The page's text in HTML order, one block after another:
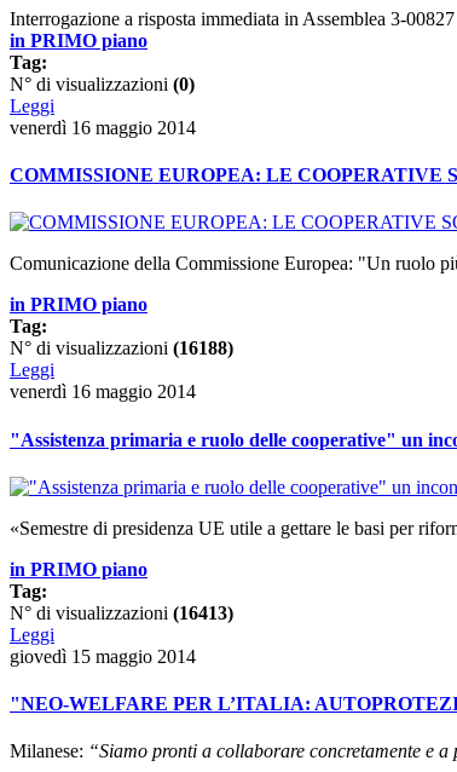
Interrogazione a risposta immediata in Assemblea 3-00827
in PRIMO piano
Tag:
N° di visualizzazioni (0)
Leggi
venerdì 16 maggio 2014
COMMISSIONE EUROPEA: LE COOPERATIVE
Comunicazione della Commissione Europea: "Un ruolo
in PRIMO piano
Tag:
N° di visualizzazioni (16188)
Leggi
venerdì 16 maggio 2014
"Assistenza primaria e ruolo delle cooperative" un
«Semestre di presidenza UE utile a gettare le basi per
in PRIMO piano
Tag:
N° di visualizzazioni (16413)
Leggi
giovedì 15 maggio 2014
"NEO-WELFARE PER L’ITALIA:
Milanese: “Siamo pronti a collaborare concretamente e